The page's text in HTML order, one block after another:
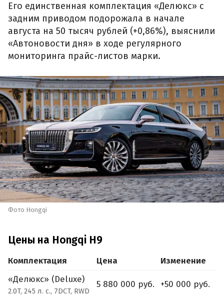
Его единственная комплектация «Делюкс» с
задним приводом подорожала в начале
августа на 50 тысяч рублей (+0,86%), выяснили
«Автоновости дня» в ходе регулярного
мониторинга прайс-листов марки.
Фото Hongqi
Цены на Hongqi H9
Комплектация Цена
Изменение
«Делюкс» (Deluxe)
2.0T, 245 л. с., 7DCT, RWD
5 880 000 руб. +50 000 руб.